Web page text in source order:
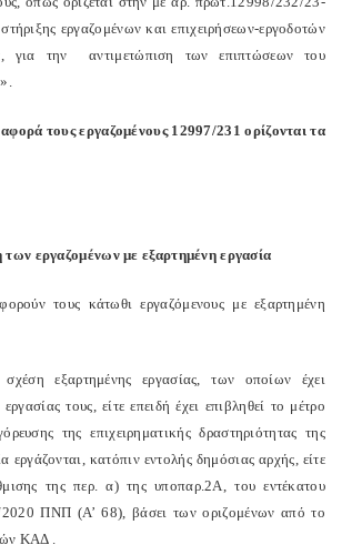
εργαζομένων και επιχειρήσεων-εργοδοτών
για την αντιμετώπιση των επιπτώσεων του
τους εργαζομένους 12997/231 ορίζονται τα
εργαζομένων με εξαρτημένη εργασία
τους κάτωθι εργαζόμενους με εξαρτημένη
εξαρτημένης εργασίας, των οποίων έχει
τους, είτε επειδή έχει επιβληθεί το μέτρο
της επιχειρηματικής δραστηριότητας της
εργάζονται, κατόπιν εντολής δημόσιας αρχής, είτε
της περ. α) της υποπαρ.2Α, του εντέκατου
ΠΝΠ (Α’ 68), βάσει των οριζομένων από το
ΚΑΔ .